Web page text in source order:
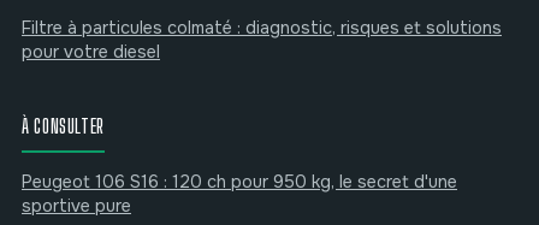
Filtre à particules colmaté : diagnostic, risques et solutions
pour votre diesel
À CONSULTER
Peugeot 106 S16 : 120 ch pour 950 kg, le secret d'une
sportive pure